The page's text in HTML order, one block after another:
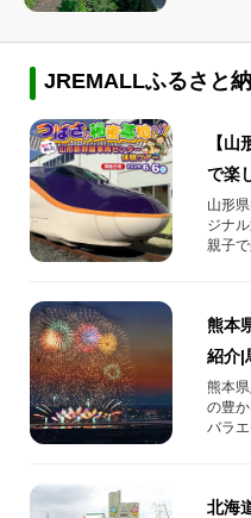
JREMALLふるさと
【
で楽
【つ
山形
ジナ
親子で
熊本
紹介|
熊本
の豊
バラエ
北海